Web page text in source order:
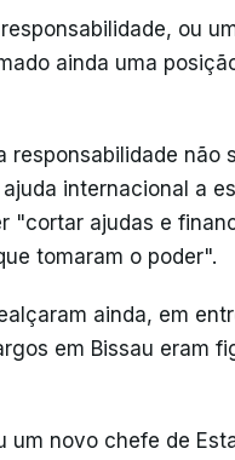
ou
ainda uma
responsabilidade
internacional a
"cortar ajudas e
tomaram o poder".
ainda, em
em Bissau eram
um novo chefe de